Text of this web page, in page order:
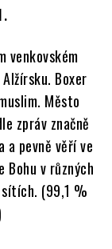
venkovském
Boxer
Město
zpráv značně
a pevně věří ve
Bohu v různých
(99,1 %